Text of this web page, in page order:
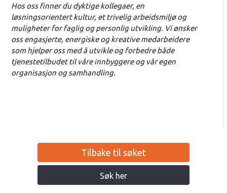
Hos oss finner du dyktige kollegaer, en
løsningsorientert kultur, et trivelig arbeidsmiljø og
muligheter for faglig og personlig utvikling. Vi ønsker
oss engasjerte, energiske og kreative medarbeidere
som hjelper oss med å utvikle og forbedre både
tjenestetilbudet til våre innbyggere og vår egen
organisasjon og samhandling.
Tilbake til søket
Søk her